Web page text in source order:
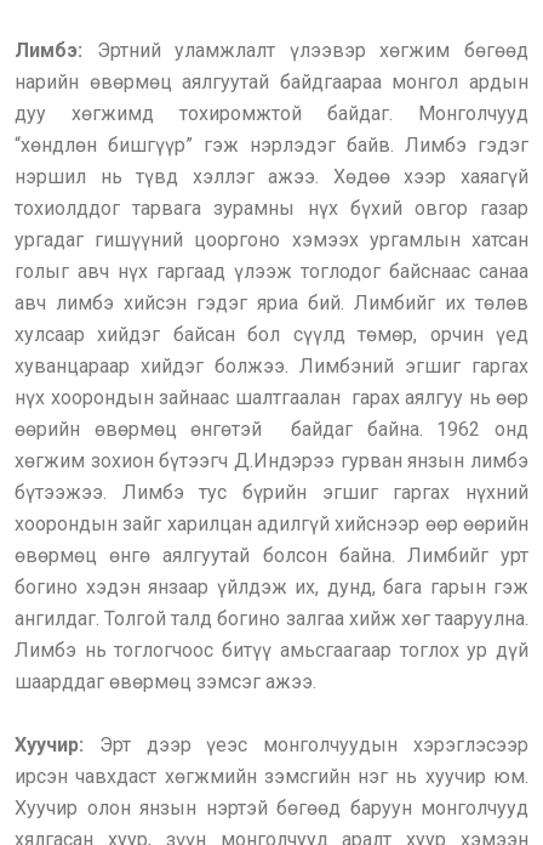
Лимбэ: Эртний уламжлалт үлээвэр хөгжим бөгөөд
нарийн өвөрмөц аялгуутай байдгаараа монгол ардын
дуу хөгжимд тохиромжтой байдаг. Монголчууд
“хөндлөн бишгүүр” гэж нэрлэдэг байв. Лимбэ гэдэг
нэршил нь түвд хэллэг ажээ. Хөдөө хээр хаяагүй
тохиолддог тарвага зурамны нүх бүхий овгор газар
ургадаг гишүүний цооргоно хэмээх ургамлын хатсан
голыг авч нүх гаргаад үлээж тоглодог байснаас санаа
авч лимбэ хийсэн гэдэг яриа бий. Лимбийг их төлөв
хулсаар хийдэг байсан бол сүүлд төмөр, орчин үед
хуванцараар хийдэг болжээ. Лимбэний эгшиг гаргах
нүх хоорондын зайнаас шалтгаалан гарах аялгуу нь өөр
өөрийн өвөрмөц өнгөтэй байдаг байна. 1962 онд
хөгжим зохион бүтээгч Д.Индэрээ гурван янзын лимбэ
бүтээжээ. Лимбэ тус бүрийн эгшиг гаргах нүхний
хоорондын зайг харилцан адилгүй хийснээр өөр өөрийн
өвөрмөц өнгө аялгуутай болсон байна. Лимбийг урт
богино хэдэн янзаар үйлдэж их, дунд, бага гарын гэж
ангилдаг. Толгой талд богино залгаа хийж хөг тааруулна.
Лимбэ нь тоглогчоос битүү амьсгаагаар тоглох ур дүй
шаарддаг өвөрмөц зэмсэг ажээ.
Хуучир: Эрт дээр үеэс монголчуудын хэрэглэсээр
ирсэн чавхдаст хөгжмийн зэмсгийн нэг нь хуучир юм.
Хуучир олон янзын нэртэй бөгөөд баруун монголчууд
хялгасан хуур, зүүн монголчууд аралт хуур хэмээн